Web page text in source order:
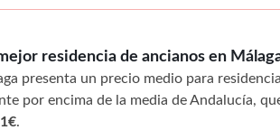
residencia de ancianos en
presenta un precio medio para
por encima de la media de Andalucía,
.